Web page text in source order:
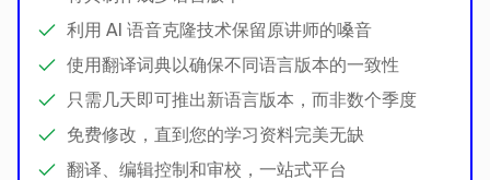
利用 AI 语音克隆技术保留原讲师的嗓音
使用翻译词典以确保不同语言版本的一致性
只需几天即可推出新语言版本，而非数个季度
免费修改，直到您的学习资料完美无缺
翻译、编辑控制和审校，一站式平台